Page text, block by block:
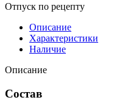
Отпуск по рецепту
Описание
Характеристики
Наличие
Описание
Состав